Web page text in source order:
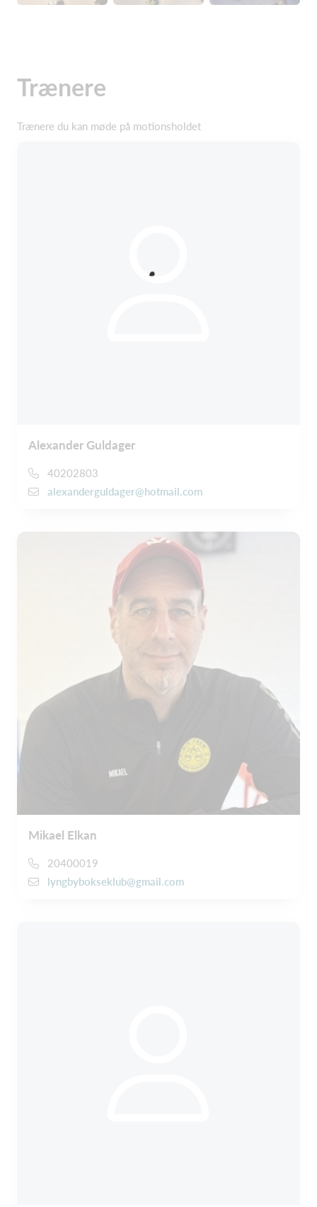
Trænere
Trænere du kan møde på motionsholdet
Alexander Guldager
40202803
alexanderguldager@hotmail.com
Mikael Elkan
20400019
lyngbybokseklub@gmail.com